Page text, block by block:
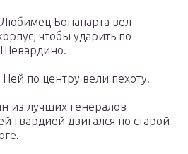
Бонапарта вел
чтобы ударить по
по центру вели пехоту.
из лучших генералов
гвардией двигался по старой